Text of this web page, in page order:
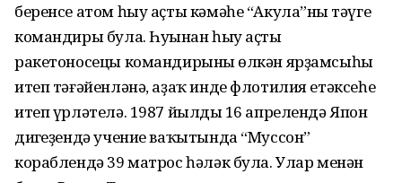
беренсе атом һыу аҫты кәмәһе “Акула”ның тәүге
командиры була. Һуңынан һыу аҫты
ракетоносецы командирының өлкән ярҙамсыһы
итеп тәғәйенләнә, аҙаҡ инде флотилия етәксеһе
итеп үрләтелә. 1987 йылдың 16 апрелендә Япон
диңгеҙендә учение ваҡытында “Муссон”
кораблендә 39 матрос һәләк була. Улар менән